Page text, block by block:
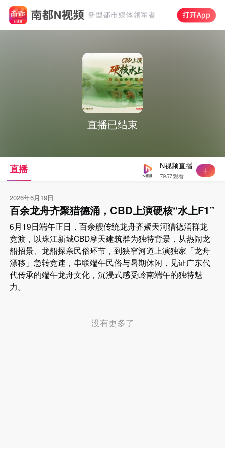
直播已结束
N视频直播
7957观看
直播
2026年6月19日
百余龙舟齐聚猎德涌，CBD上演硬核“水上F1”
6月19日端午正日，百余艘传统龙舟齐聚天河猎德涌群龙
竞渡，以珠江新城CBD摩天建筑群为独特背景，从热闹龙
船招景、龙船探亲民俗环节，到狭窄河道上演独家「龙舟
漂移」急转竞速，串联端午民俗与暑期休闲，见证广东代
代传承的端午龙舟文化，沉浸式感受岭南端午的独特魅
力。
没有更多了